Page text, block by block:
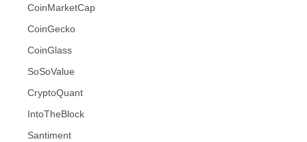
CoinMarketCap
CoinGecko
CoinGlass
SoSoValue
CryptoQuant
IntoTheBlock
Santiment